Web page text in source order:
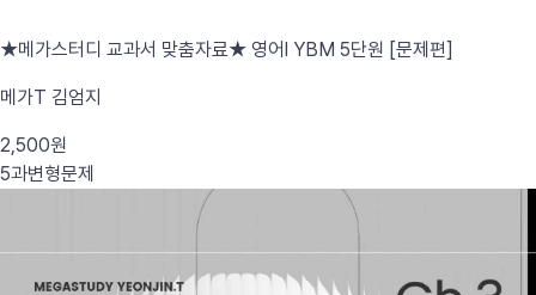
★메가스터디 교과서 맞춤자료★ 영어l YBM 5단원 [문제편]
메가T 김엄지
2,500원
5과변형문제